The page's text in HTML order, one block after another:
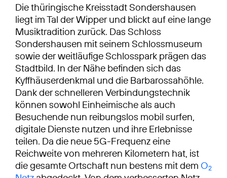
Die thüringische Kreisstadt Sondershausen
liegt im Tal der Wipper und blickt auf eine lange
Musiktradition zurück. Das Schloss
Sondershausen mit seinem Schlossmuseum
sowie der weitläufige Schlosspark prägen das
Stadtbild. In der Nähe befinden sich das
Kyffhäuserdenkmal und die Barbarossahöhle.
Dank der schnelleren Verbindungstechnik
können sowohl Einheimische als auch
Besuchende nun reibungslos mobil surfen,
digitale Dienste nutzen und ihre Erlebnisse
teilen. Da die neue 5G-Frequenz eine
Reichweite von mehreren Kilometern hat, ist
die gesamte Ortschaft nun bestens mit dem O2